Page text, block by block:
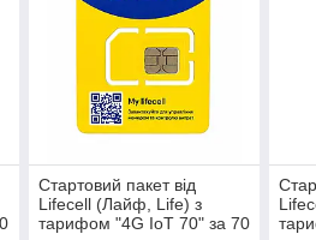
Стартовий пакет від
Lifecell (Лайф, Life) з
тарифом "4G IoT 70" за 70